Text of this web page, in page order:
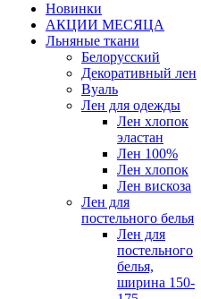
Новинки
АКЦИИ МЕСЯЦА
Льняные ткани
Белорусский
Декоративный лен
Вуаль
Лен для одежды
Лен хлопок
эластан
Лен 100%
Лен хлопок
Лен вискоза
Лен для
постельного белья
Лен для
постельного
белья,
ширина 150-